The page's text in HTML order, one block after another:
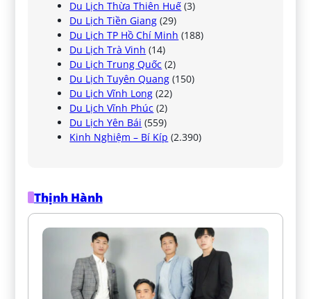
Du Lịch Thừa Thiên Huế (3)
Du Lịch Tiền Giang (29)
Du Lịch TP Hồ Chí Minh (188)
Du Lịch Trà Vinh (14)
Du Lịch Trung Quốc (2)
Du Lịch Tuyên Quang (150)
Du Lịch Vĩnh Long (22)
Du Lịch Vĩnh Phúc (2)
Du Lịch Yên Bái (559)
Kinh Nghiệm – Bí Kíp (2.390)
Thịnh Hành